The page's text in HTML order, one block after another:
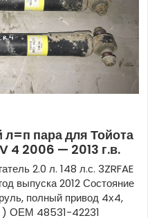
пара для Тойота
4 2006 — 2013 г.в.
2.0 л. 148 л.с. 3ZRFAE
выпуска 2012 Состояние
полный привод 4х4,
) ОЕМ 48531-42231